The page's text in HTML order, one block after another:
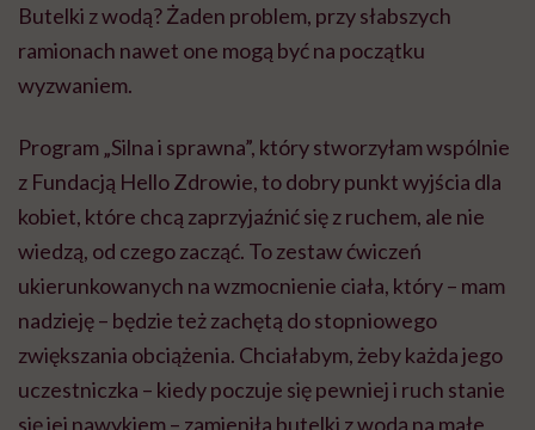
Butelki z wodą? Żaden problem, przy słabszych
ramionach nawet one mogą być na początku
wyzwaniem.
Program „Silna i sprawna”, który stworzyłam wspólnie
z Fundacją Hello Zdrowie, to dobry punkt wyjścia dla
kobiet, które chcą zaprzyjaźnić się z ruchem, ale nie
wiedzą, od czego zacząć. To zestaw ćwiczeń
ukierunkowanych na wzmocnienie ciała, który – mam
nadzieję – będzie też zachętą do stopniowego
zwiększania obciążenia. Chciałabym, żeby każda jego
uczestniczka – kiedy poczuje się pewniej i ruch stanie
się jej nawykiem – zamieniła butelki z wodą na małe